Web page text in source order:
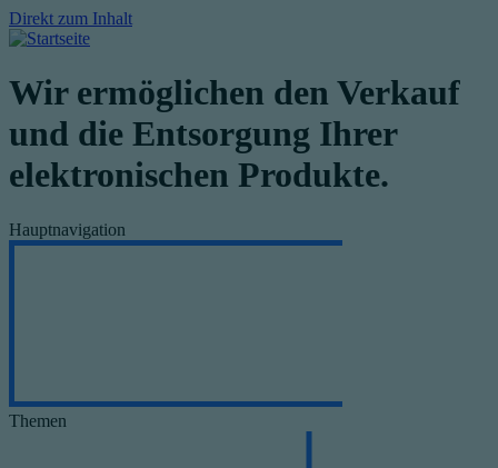
Direkt zum Inhalt
Wir ermöglichen den Verkauf
und die Entsorgung Ihrer
elektronischen Produkte.
Hauptnavigation
Themen